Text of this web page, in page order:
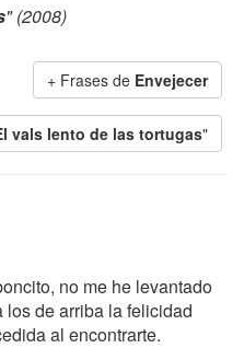
" (2008)
+ Frases de Envejecer
vals lento de las tortugas"
no me he levantado
los de arriba la felicidad
al encontrarte.